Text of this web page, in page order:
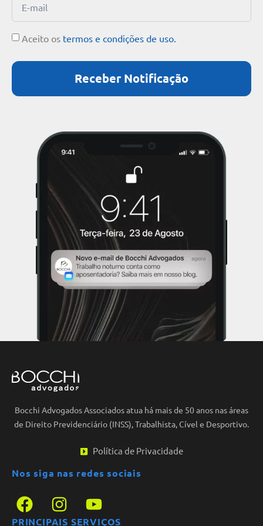
Aceito os termos e condições de uso.
Receber Notificação
Bocchi Advogados Associados atua há mais de 50 anos nas áreas
de Direito Previdenciário (INSS), Trabalhista, Cível e Desportivo.
Política de Privacidade
Nos siga nas redes sociais
PRINCIPAIS SERVIÇOS